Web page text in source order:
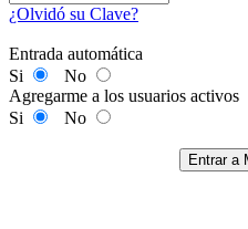
¿Olvidó su Clave?
Entrada automática
Si
No
Agregarme a los usuarios activos
Si
No
Entrar a